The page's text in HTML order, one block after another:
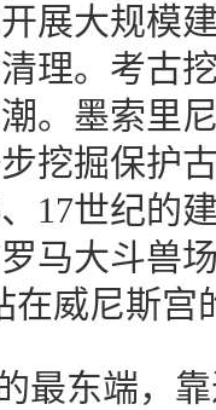
展大规模
理。考古
。墨索里
挖掘保护
17世纪的
马大斗兽
在威尼斯宫
最东端，